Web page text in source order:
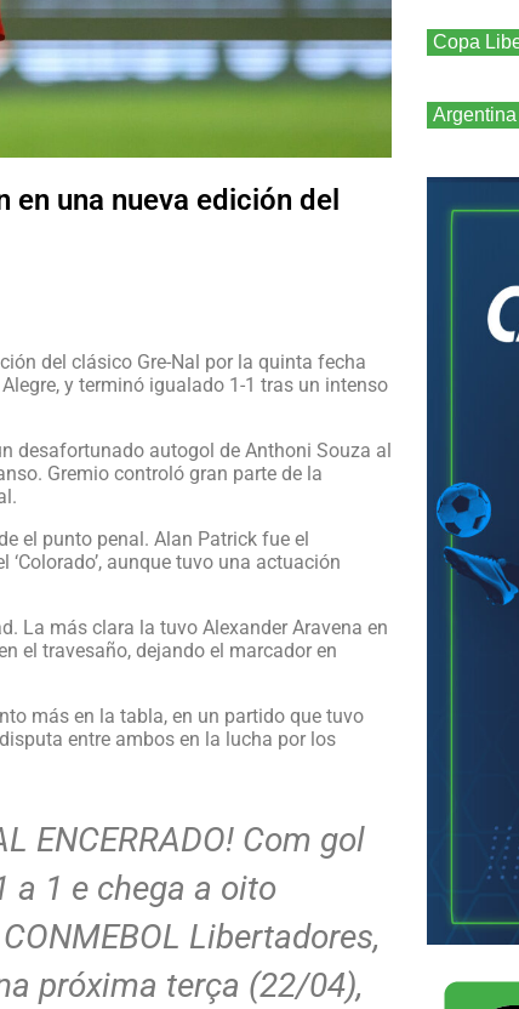
una nueva edición del
del clásico Gre-Nal por la quinta fecha
y terminó igualado 1-1 tras un intenso
desafortunado autogol de Anthoni Souza al
Gremio controló gran parte de la
el punto penal. Alan Patrick fue el
aunque tuvo una actuación
La más clara la tuvo Alexander Aravena en
el travesaño, dejando el marcador en
más en la tabla, en un partido que tuvo
entre ambos en la lucha por los
ENCERRADO! Com gol
a 1 e chega a oito
Libertadores,
próxima terça (22/04),
Copa
Argentina